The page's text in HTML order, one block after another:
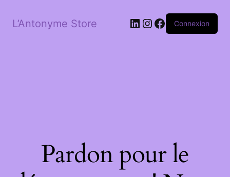
L’Antonyme Store LinkedIn
Instagram
Facebook
Connexion
Pardon pour le